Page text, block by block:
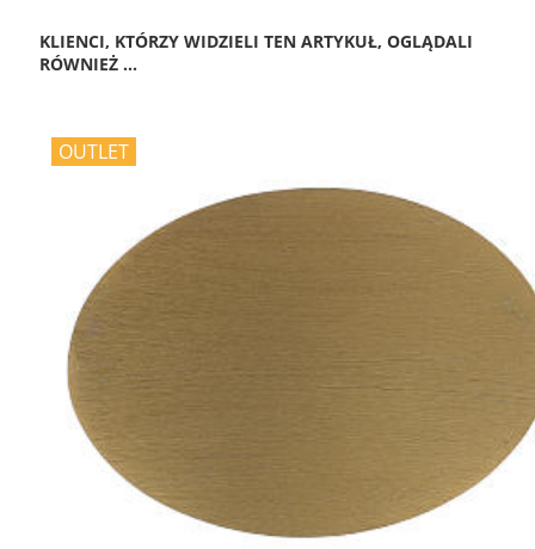
KLIENCI, KTÓRZY WIDZIELI TEN ARTYKUŁ, OGLĄDALI
RÓWNIEŻ ...
OUTLET